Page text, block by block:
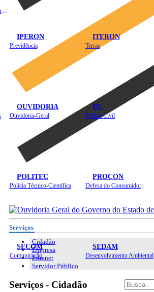
IPERON
Previdência
ITERON
Terras
OUVIDORIA
Ouvidoria-Geral
PC
Polícia Civil
POLITEC
Polícia Técnico-Científica
PROCON
Defesa do Consumidor
SECOM
Comunicação
SEDAM
Desenvolvimento Ambiental
Serviços
Cidadão
Empresa
Intranet
Servidor Público
Serviços - Cidadão